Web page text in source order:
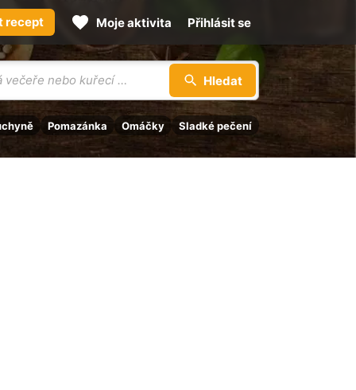
Hledat
Pomazánka Omáčky Sladké pečení
recept Moje aktivita Přihlásit se